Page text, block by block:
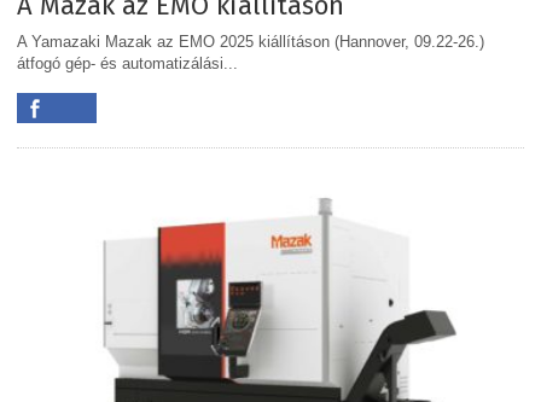
A Yamazaki Mazak az EMO 2025 kiállításon (Hannover, 09.22-26.)
átfogó gép- és automatizálási...